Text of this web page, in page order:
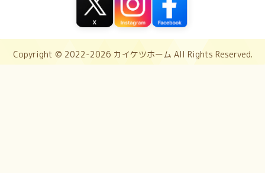
Copyright © 2022-2026 カイケツホーム All Rights Reserved.